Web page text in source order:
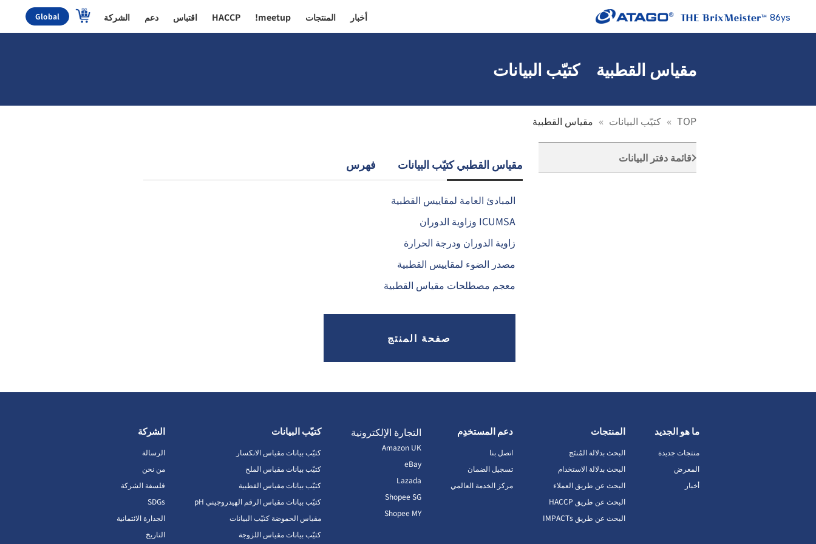
86ys أخبار المنتجات meetup!
HACCP اقتباس دعم الشركة Global
مقياس القطبية كتيّب البيانات
TOP كتيّب البيانات مقياس القطبية
keyboard_arrow_rightقائمة دفتر البيانات مقياس القطبي كتيّب البيانات فهرس
المبادئ العامة لمقاييس القطبية
ICUMSA وزاوية الدوران
زاوية الدوران ودرجة الحرارة
مصدر الضوء لمقاييس القطبية
معجم مصطلحات مقياس القطبية
صفحة المنتج
ما هو الجديد
منتجات جديدة
المعرض
أخبار
المنتجات
البحث بدلالة المُنتَج
البحث بدلالة الاستخدام
البحث عن طريق العملاء
البحث عن طريق HACCP
البحث عن طريق IMPACTs
دعم المستخدِم
اتصل بنا
تسجيل الضمان
مركز الخدمة العالمي
التجارة الإلكترونية
Amazon UK
eBay
Lazada
Shopee SG
Shopee MY
كتيّب البيانات
كتيّب بيانات مقياس الانكسار
كتيّب بيانات مقياس الملح
كتيّب بيانات مقياس القطبية
كتيّب بيانات مقياس الرقم الهيدروجيني pH
مقياس الحموضة كتيّب البيانات
كتيّب بيانات مقياس اللزوجة
الشركة
الرسالة
من نحن
فلسفة الشركة
SDGs
الجدارة الائتمانية
التاريخ